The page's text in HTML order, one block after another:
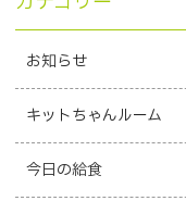
お知らせ
キットちゃんルーム
今日の給食